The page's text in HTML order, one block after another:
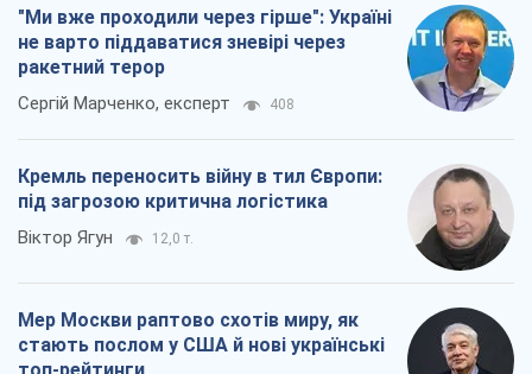
"Ми вже проходили через гірше": Україні
не варто піддаватися зневірі через
ракетний терор
Сергій Марченко, експерт 408
Кремль переносить війну в тил Європи:
під загрозою критична логістика
Віктор Ягун 12,0 т.
Мер Москви раптово схотів миру, як
стають послом у США й нові українські